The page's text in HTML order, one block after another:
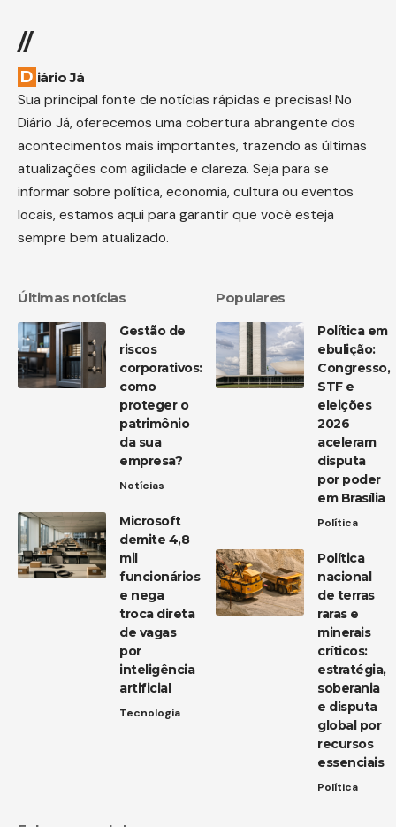
//
Diário Já
Sua principal fonte de notícias rápidas e precisas! No
Diário Já, oferecemos uma cobertura abrangente dos
acontecimentos mais importantes, trazendo as últimas
atualizações com agilidade e clareza. Seja para se
informar sobre política, economia, cultura ou eventos
locais, estamos aqui para garantir que você esteja
sempre bem atualizado.
Últimas notícias
Gestão de
riscos
corporativos:
como
proteger o
patrimônio
da sua
empresa?
Notícias
Microsoft
demite 4,8
mil
funcionários
e nega
troca direta
de vagas
por
inteligência
artificial
Tecnologia
Populares
Política em
ebulição:
Congresso,
STF e
eleições
2026
aceleram
disputa
por poder
em Brasília
Política
Política
nacional
de terras
raras e
minerais
críticos:
estratégia,
soberania
e disputa
global por
recursos
essenciais
Política